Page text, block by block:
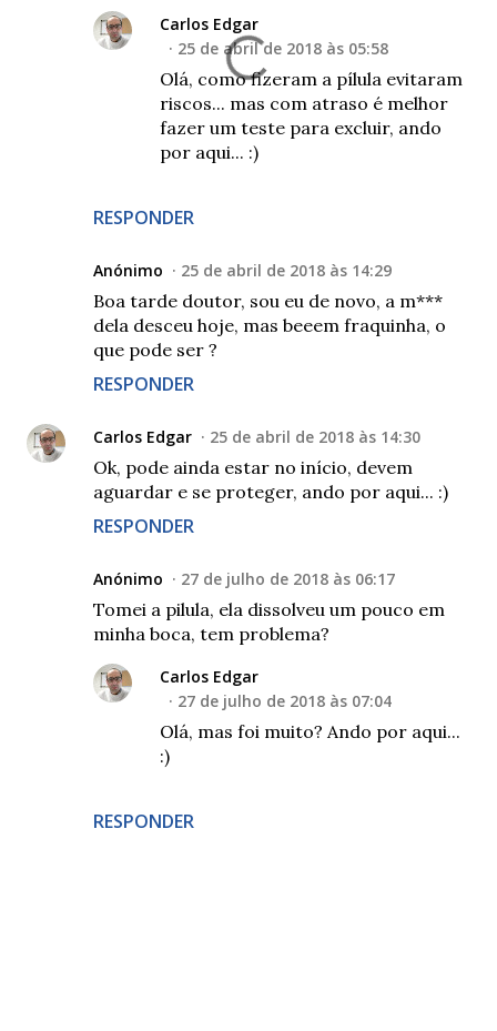
RESPONDER
Carlos Edgar
25 de abril de 2018 às 05:58
Olá, como fizeram a pílula evitaram
riscos... mas com atraso é melhor
fazer um teste para excluir, ando
por aqui... :)
Anónimo 25 de abril de 2018 às 14:29
Boa tarde doutor, sou eu de novo, a m***
dela desceu hoje, mas beeem fraquinha, o
que pode ser ?
RESPONDER
Carlos Edgar 25 de abril de 2018 às 14:30
Ok, pode ainda estar no início, devem
aguardar e se proteger, ando por aqui... :)
RESPONDER
Anónimo 27 de julho de 2018 às 06:17
Tomei a pilula, ela dissolveu um pouco em
minha boca, tem problema?
RESPONDER
Carlos Edgar
27 de julho de 2018 às 07:04
Olá, mas foi muito? Ando por aqui...
:)